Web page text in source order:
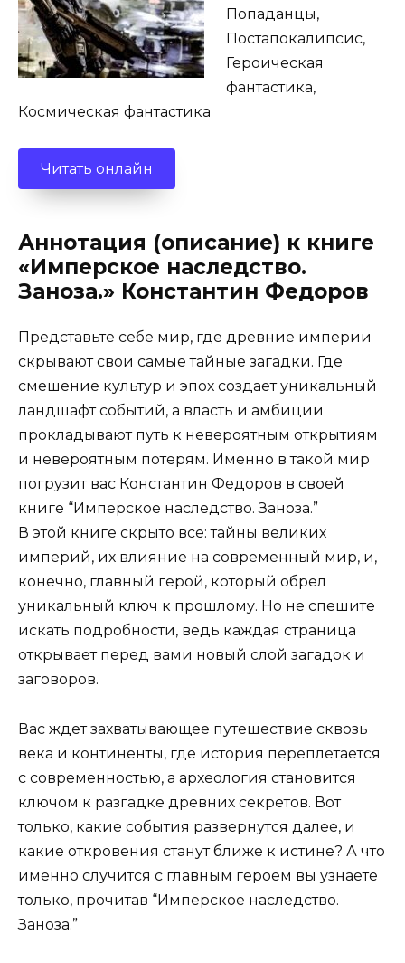
Попаданцы,
Постапокалипсис,
Героическая
фантастика,
Космическая фантастика
Читать онлайн
Аннотация (описание) к книге
«Имперское наследство.
Заноза.» Константин Федоров
Представьте себе мир, где древние империи
скрывают свои самые тайные загадки. Где
смешение культур и эпох создает уникальный
ландшафт событий, а власть и амбиции
прокладывают путь к невероятным открытиям
и невероятным потерям. Именно в такой мир
погрузит вас Константин Федоров в своей
книге “Имперское наследство. Заноза.”
В этой книге скрыто все: тайны великих
империй, их влияние на современный мир, и,
конечно, главный герой, который обрел
уникальный ключ к прошлому. Но не спешите
искать подробности, ведь каждая страница
открывает перед вами новый слой загадок и
заговоров.
Вас ждет захватывающее путешествие сквозь
века и континенты, где история переплетается
с современностью, а археология становится
ключом к разгадке древних секретов. Вот
только, какие события развернутся далее, и
какие откровения станут ближе к истине? А что
именно случится с главным героем вы узнаете
только, прочитав “Имперское наследство.
Заноза.”